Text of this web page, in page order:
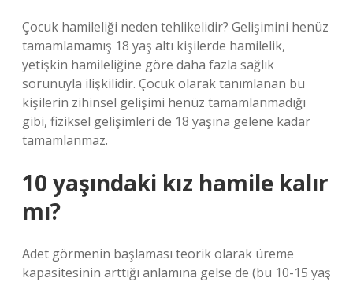
Çocuk hamileliği neden tehlikelidir? Gelişimini henüz
tamamlamamış 18 yaş altı kişilerde hamilelik,
yetişkin hamileliğine göre daha fazla sağlık
sorunuyla ilişkilidir. Çocuk olarak tanımlanan bu
kişilerin zihinsel gelişimi henüz tamamlanmadığı
gibi, fiziksel gelişimleri de 18 yaşına gelene kadar
tamamlanmaz.
10 yaşındaki kız hamile kalır
mı?
Adet görmenin başlaması teorik olarak üreme
kapasitesinin arttığı anlamına gelse de (bu 10-15 yaş